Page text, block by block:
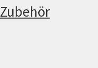
Zubehör